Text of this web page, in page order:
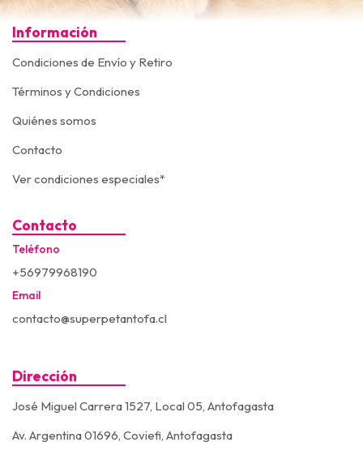
Información
Condiciones de Envío y Retiro
Términos y Condiciones
Quiénes somos
Contacto
Ver condiciones especiales*
Contacto
Teléfono
+56979968190
Email
contacto@superpetantofa.cl
Dirección
José Miguel Carrera 1527, Local 05, Antofagasta
Av. Argentina 01696, Coviefi, Antofagasta